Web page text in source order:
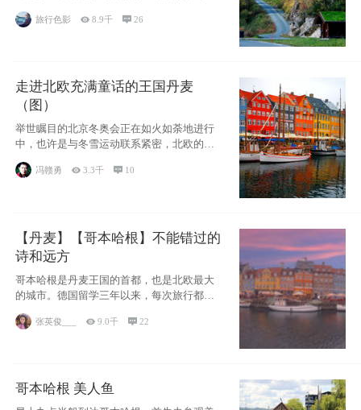
旅行色影 8.9千 26
走进北欧充满童话的王国丹麦
（图）
举世瞩目的北京冬奥会正在如火如荼地进行
中，也许是与冬雪运动联系紧密，北欧的一
些国家因
冯赣勇 3.3千  10
【丹麦】【哥本哈根】不能错过的
诗和远方
哥本哈根是丹麦王国的首都，也是北欧最大
的城市。德国留学三年以来，每次旅行都是
张英俊___ 9.0千 22
哥本哈根 美人鱼